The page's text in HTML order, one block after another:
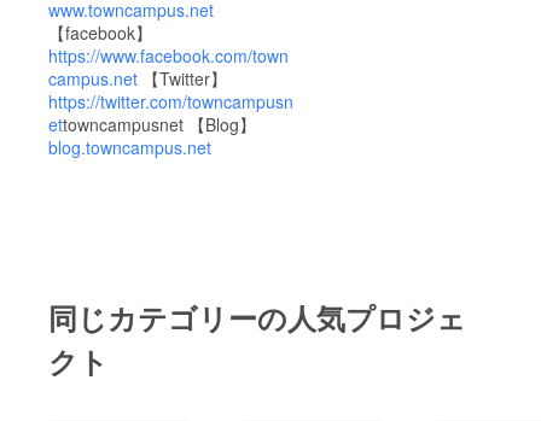
www.towncampus.net
【facebook】
https://www.facebook.com/town
campus.net 【Twitter】
https://twitter.com/towncampusn
ettowncampusnet 【Blog】
blog.towncampus.net
同じカテゴリーの人気プロジェ
クト